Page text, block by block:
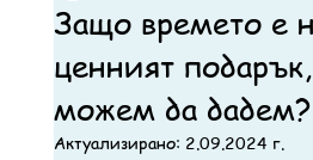
Защо времето е
ценният
можем да дадем?
Актуализирано: 2.09.2024 г.